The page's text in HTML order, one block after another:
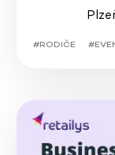
#RODIČE